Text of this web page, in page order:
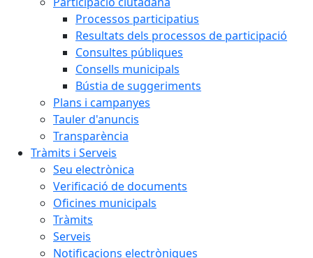
Processos participatius
Resultats dels processos de participació
Consultes públiques
Consells municipals
Bústia de suggeriments
Plans i campanyes
Tauler d'anuncis
Transparència
Tràmits i Serveis
Seu electrònica
Verificació de documents
Oficines municipals
Tràmits
Serveis
Notificacions electròniques